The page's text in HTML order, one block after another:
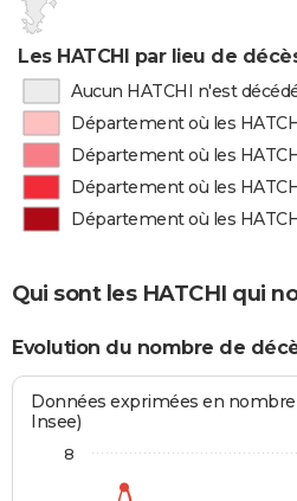
Les HATCHI par lieu de
Aucun HATCHI n'est
Département où les
Département où les
Département où les
Département où les
Qui sont les HATCHI qui
Evolution du nombre de
Données exprimées en nombre
Insee)
8